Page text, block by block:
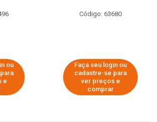
ou
e
Código: 63680
Faça seu login ou
cadastre-se para
ver preços e
comprar